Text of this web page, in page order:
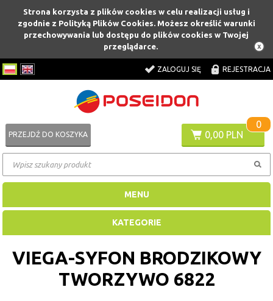
Strona korzysta z plików cookies w celu realizacji usług i
zgodnie z Polityką Plików Cookies. Możesz określić warunki
przechowywania lub dostępu do plików cookies w Twojej
przeglądarce.
ZALOGUJ SIĘ REJESTRACJA
0,00 PLN
0
PRZEJDŹ DO KOSZYKA
MENU
KATEGORIE
VIEGA-SYFON BRODZIKOWY
TWORZYWO 6822